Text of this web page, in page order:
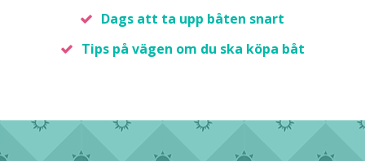
Dags att ta upp båten snart
Tips på vägen om du ska köpa båt